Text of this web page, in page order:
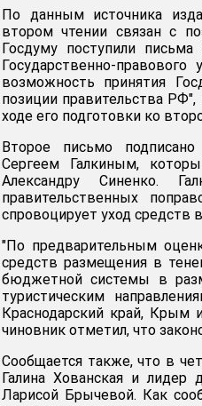
По данным источника
втором чтении связан с
Госдуму поступили
Государственно-
возможность принятия
позиции правительства
ходе его подготовки ко
Второе письмо подписано
Сергеем Галкиным,
Александру Синенко.
правительственных
спровоцирует уход средств
"По предварительным
средств размещения в
бюджетной системы в
туристическим
Краснодарский край, Крым
чиновник отметил, что
Сообщается также, что в
Галина Хованская и лидер
Ларисой Брычевой. Как